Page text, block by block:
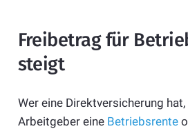
Freibetrag für
steigt
Wer eine Direktversicherung
Arbeitgeber eine Betriebsrente